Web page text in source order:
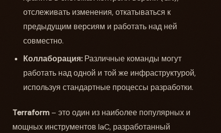
отслеживать изменения, откатываться к
предыдущим версиям и работать над ней
совместно.
Коллаборация:Различные команды могут
работать над одной и той же инфраструктурой,
используя стандартные процессы разработки.
Terraform– это один из наиболее популярных и
мощных инструментов IaC, разработанный